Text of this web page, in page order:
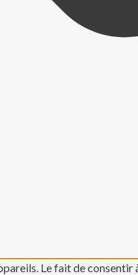
Le fait de consentir